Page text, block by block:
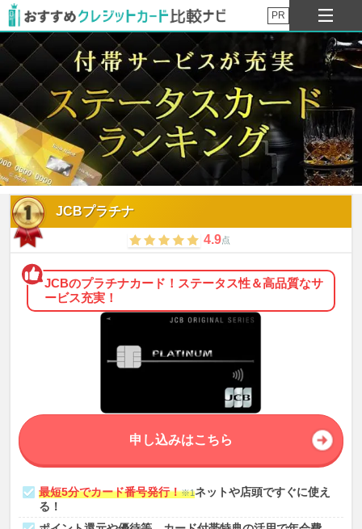
PR
JCBプラチナ
4.9点
JCBのプラチナカード！ステータス性＆高品質なサ
ービス充実！
最短5分でカード番号発行！※1ネットや店頭ですぐに使え
る！
申し込みはこちら